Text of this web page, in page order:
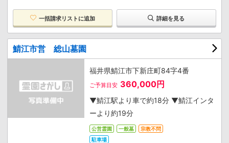
一括請求リストに追加 詳細を見る
鯖江市営 総山墓園
福井県鯖江市下新庄町84字4番
ご予算目安 360,000円
▼鯖江駅より車で約18分 ▼鯖江インタ
ーより約19分
公営霊園 一般墓
宗教不問
駐車場